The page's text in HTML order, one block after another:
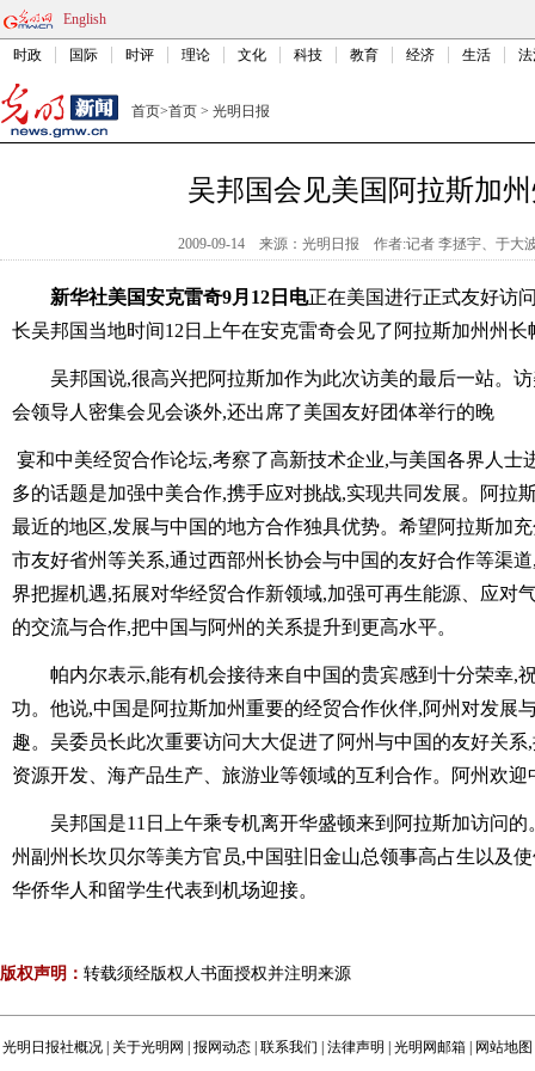
English
时政 国际 时评 理论 文化 科技 教育 经济 生活
首页>首页 > 光明日报
吴邦国会见美国阿拉斯加
2009-09-14 来源：光明日报 作者:记者 李拯宇、于大
新华社美国安克雷奇9月12日电正在美国进行正式友好访
长吴邦国当地时间12日上午在安克雷奇会见了阿拉斯加州州长
吴邦国说,很高兴把阿拉斯加作为此次访美的最后一站。
会领导人密集会见会谈外,还出席了美国友好团体举行的晚
宴和中美经贸合作论坛,考察了高新技术企业,与美国各界人士
多的话题是加强中美合作,携手应对挑战,实现共同发展。阿拉
最近的地区,发展与中国的地方合作独具优势。希望阿拉斯加
市友好省州等关系,通过西部州长协会与中国的友好合作等渠
界把握机遇,拓展对华经贸合作新领域,加强可再生能源、应对
的交流与合作,把中国与阿州的关系提升到更高水平。
帕内尔表示,能有机会接待来自中国的贵宾感到十分荣幸,
功。他说,中国是阿拉斯加州重要的经贸合作伙伴,阿州对发展
趣。吴委员长此次重要访问大大促进了阿州与中国的友好关
资源开发、海产品生产、旅游业等领域的互利合作。阿州欢
吴邦国是11日上午乘专机离开华盛顿来到阿拉斯加访问
州副州长坎贝尔等美方官员,中国驻旧金山总领事高占生以及
华侨华人和留学生代表到机场迎接。
版权声明： 转载须经版权人书面授权并注明来源
光明日报社概况 关于光明网 报网动态 联系我们 法律声明 光明网邮箱 网站地图